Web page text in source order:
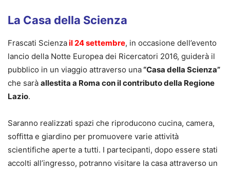
La Casa della Scienza
Frascati Scienzail 24 settembre, in occasione dell’evento
lancio della Notte Europea dei Ricercatori 2016, guiderà il
pubblico in un viaggio attraverso una“Casa della Scienza”
che sarà allestita a Roma con il contributo della Regione
Lazio.
Saranno realizzati spazi che riproducono cucina, camera,
soffitta e giardino per promuovere varie attività
scientifiche aperte a tutti. I partecipanti, dopo essere stati
accolti all’ingresso, potranno visitare la casa attraverso un